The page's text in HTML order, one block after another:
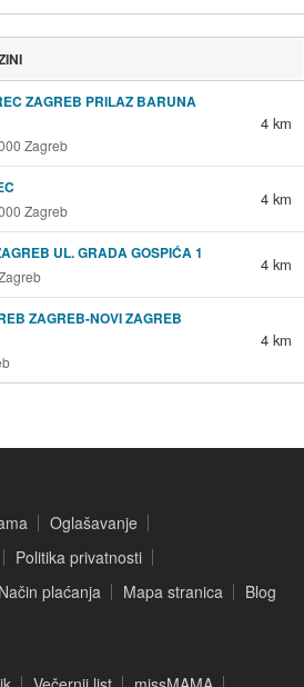
ZAGREB PRILAZ BARUNA
Zagreb
4 km
Zagreb
4 km
UL. GRADA GOSPIĆA 1
4 km
ZAGREB-NOVI ZAGREB
4 km
Oglašavanje
Politika privatnosti
Način plaćanja Mapa stranica Blog